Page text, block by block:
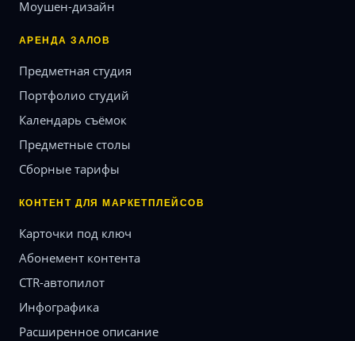
Моушен-дизайн
АРЕНДА ЗАЛОВ
Предметная студия
Портфолио студий
Календарь съёмок
Предметные столы
Сборные тарифы
КОНТЕНТ ДЛЯ МАРКЕТПЛЕЙСОВ
Карточки под ключ
Абонемент контента
CTR-автопилот
Инфографика
Расширенное описание